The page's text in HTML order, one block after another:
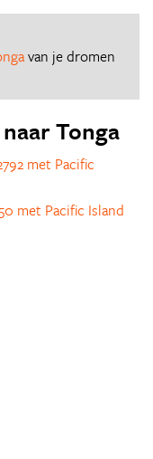
van je dromen
Tonga
met Pacific
met Pacific Island